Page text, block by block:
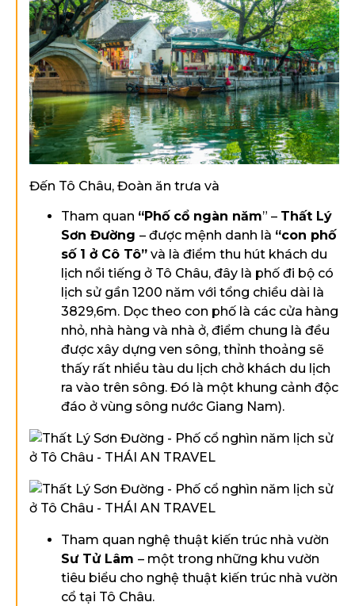
Đến Tô Châu, Đoàn ăn trưa và
Tham quan “Phố cổ ngàn năm” – Thất Lý
Sơn Đường – được mệnh danh là “con phố
số 1 ở Cô Tô” và là điểm thu hút khách du
lịch nổi tiếng ở Tô Châu, đây là phố đi bộ có
lịch sử gần 1200 năm với tổng chiều dài là
3829,6m. Dọc theo con phố là các cửa hàng
nhỏ, nhà hàng và nhà ở, điểm chung là đều
được xây dựng ven sông, thỉnh thoảng sẽ
thấy rất nhiều tàu du lịch chở khách du lịch
ra vào trên sông. Đó là một khung cảnh độc
đáo ở vùng sông nước Giang Nam).
Tham quan nghệ thuật kiến trúc nhà vườn
Sư Tử Lâm – một trong những khu vườn
tiêu biểu cho nghệ thuật kiến trúc nhà vườn
cổ tại Tô Châu.